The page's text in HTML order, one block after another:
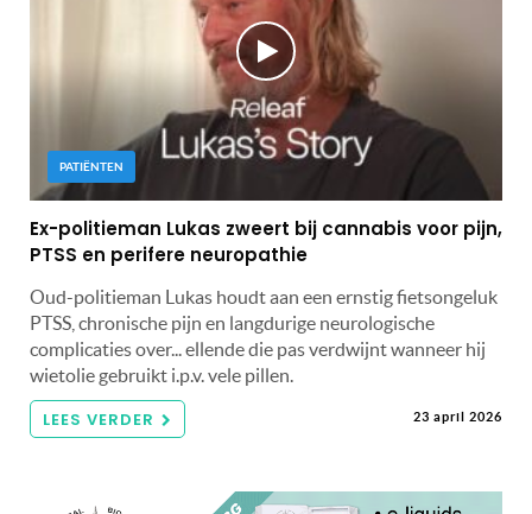
PATIËNTEN
Ex-politieman Lukas zweert bij cannabis voor pijn,
PTSS en perifere neuropathie
Oud-politieman Lukas houdt aan een ernstig fietsongeluk
PTSS, chronische pijn en langdurige neurologische
complicaties over... ellende die pas verdwijnt wanneer hij
wietolie gebruikt i.p.v. vele pillen.
LEES VERDER 23 april 2026